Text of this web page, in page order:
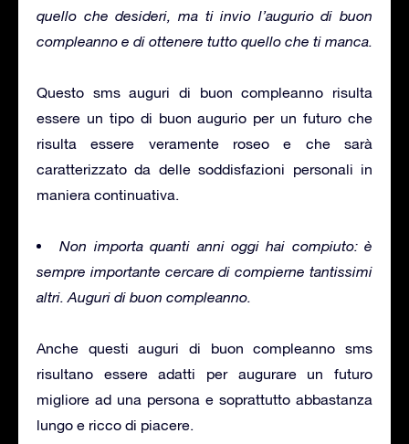
quello che desideri, ma ti invio l’augurio di buon
compleanno e di ottenere tutto quello che ti manca.
Questo sms auguri di buon compleanno risulta
essere un tipo di buon augurio per un futuro che
risulta essere veramente roseo e che sarà
caratterizzato da delle soddisfazioni personali in
maniera continuativa.
Non importa quanti anni oggi hai compiuto: è
sempre importante cercare di compierne tantissimi
altri. Auguri di buon compleanno.
Anche questi auguri di buon compleanno sms
risultano essere adatti per augurare un futuro
migliore ad una persona e soprattutto abbastanza
lungo e ricco di piacere.